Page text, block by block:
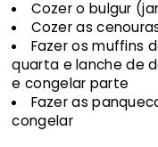
Cozer o bulgur
Cozer as
Fazer os muffins
quarta e lanche de
e congelar parte
Fazer as
congelar